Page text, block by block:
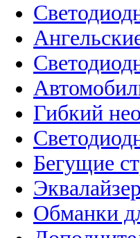
Гибкий
Бегущие
Обманки